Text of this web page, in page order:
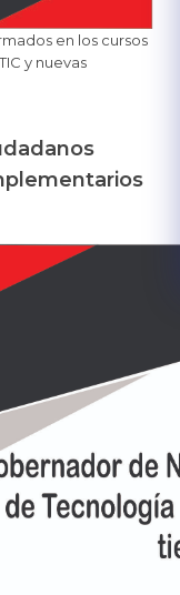
en los cursos
y nuevas